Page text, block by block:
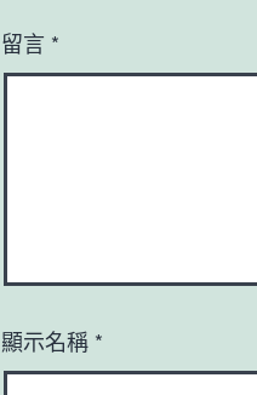
留言 *
顯示名稱 *